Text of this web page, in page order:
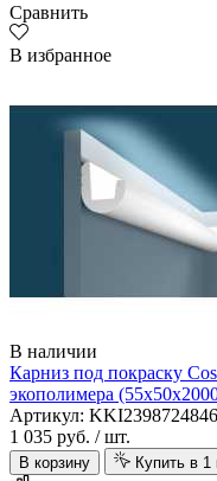
Сравнить
В избранное
В наличии
Карниз под покраску
экополимера
Артикул: KKI2398724846
1 035 руб. / шт.
В корзину Купить в 1